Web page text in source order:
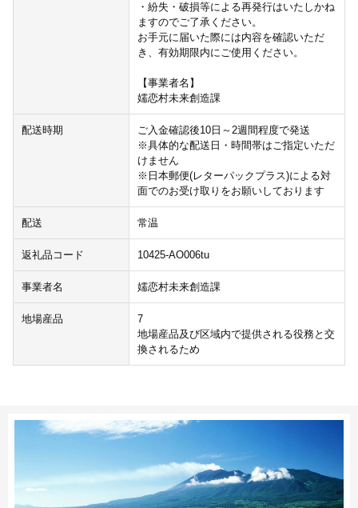
・紛失・破損等による再発行はいたしかね
ますのでご了承ください。
お手元に届いた際には内容を確認いただ
き、有効期限内にご使用ください。
【事業者名】
嬬恋村未来創造課
配送時期
ご入金確認後10日～2週間程度で発送
※具体的な配送日・時間帯はご指定いただ
けません
※日本郵便(レターパックプラス)による対
面でのお受け取りをお願いしております
配送 常温
返礼品コード 10425-AO006tu
事業者名 嬬恋村未来創造課
地場産品
7
地場産品及び区域内で提供される役務と交
換されるため